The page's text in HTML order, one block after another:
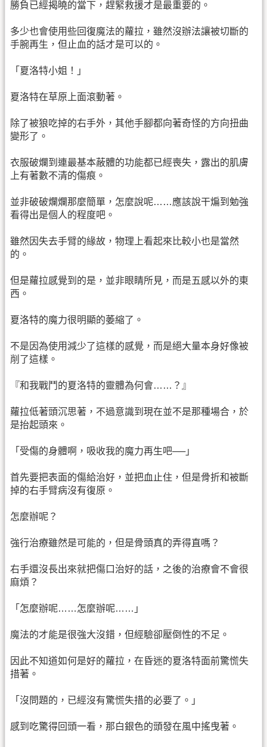
勝負已經揭曉的當下，趕緊救援才是最重要的。
多少也會使用些回復魔法的蘿拉，雖然沒辦法讓被切斷的
手腕再生，但止血的話才是可以的。
「夏洛特小姐！」
夏洛特在草原上面滾動著。
除了被狼吃掉的右手外，其他手腳都向著奇怪的方向扭曲
變形了。
衣服破爛到連最基本蔽體的功能都已經喪失，露出的肌膚
上有著數不清的傷痕。
並非破破爛爛那麼簡單，怎麼說呢……應該說干煸到勉強
看得出是個人的程度吧。
雖然因失去手臂的緣故，物理上看起來比較小也是當然
的。
但是蘿拉感覺到的是，並非眼睛所見，而是五感以外的東
西。
夏洛特的魔力很明顯的萎縮了。
不是因為使用減少了這樣的感覺，而是絕大量本身好像被
削了這樣。
『和我戰鬥的夏洛特的靈體為何會……？』
蘿拉低著頭沉思著，不過意識到現在並不是那種場合，於
是抬起頭來。
「受傷的身體啊，吸收我的魔力再生吧──」
首先要把表面的傷給治好，並把血止住，但是骨折和被斷
掉的右手臂病沒有復原。
怎麼辦呢？
強行治療雖然是可能的，但是骨頭真的弄得直嗎？
右手還沒長出來就把傷口治好的話，之後的治療會不會很
麻煩？
「怎麼辦呢……怎麼辦呢……」
魔法的才能是很強大沒錯，但經驗卻壓倒性的不足。
因此不知道如何是好的蘿拉，在昏迷的夏洛特面前驚慌失
措著。
「沒問題的，已經沒有驚慌失措的必要了。」
感到吃驚得回頭一看，那白銀色的頭發在風中搖曳著。